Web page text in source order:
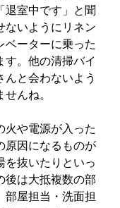
退室中です」と聞
ないようにリネン
ベーターに乗った
す。他の清掃バイ
んと会わないよう
んね。
火や電源が入った
原因になるものが
を抜いたりといっ
後は大抵複数の部
部屋担当・洗面担